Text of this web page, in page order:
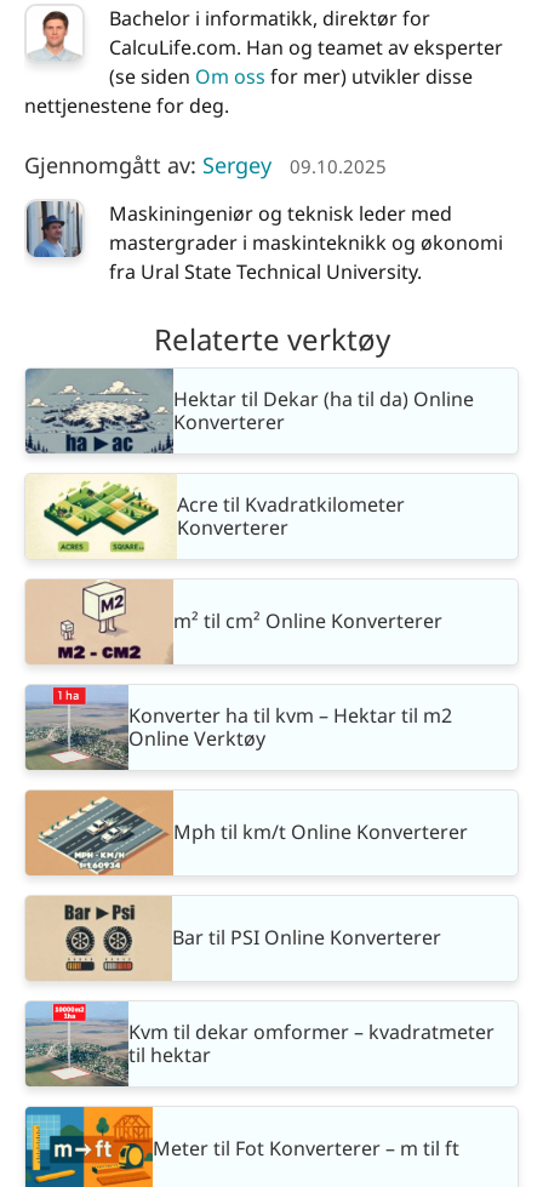
Bachelor i informatikk, direktør for
CalcuLife.com. Han og teamet av eksperter
(se siden Om oss for mer) utvikler disse
nettjenestene for deg.
Gjennomgått av: Sergey 09.10.2025
Maskiningeniør og teknisk leder med
mastergrader i maskinteknikk og økonomi
fra Ural State Technical University.
Relaterte verktøy
Hektar til Dekar (ha til da) Online
Konverterer
Acre til Kvadratkilometer
Konverterer
m² til cm² Online Konverterer
Konverter ha til kvm – Hektar til m2
Online Verktøy
Mph til km/t Online Konverterer
Bar til PSI Online Konverterer
Kvm til dekar omformer – kvadratmeter
til hektar
Meter til Fot Konverterer – m til ft